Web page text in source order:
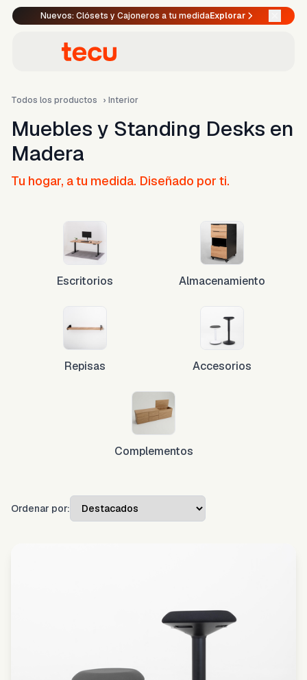
Nuevos: Clósets y Cajoneros a tu medidaExplorar
Todos los productos › Interior
Muebles y Standing Desks en
Madera
Tu hogar, a tu medida. Diseñado por ti.
Escritorios Almacenamiento
Repisas Accesorios
Complementos
Ordenar por: